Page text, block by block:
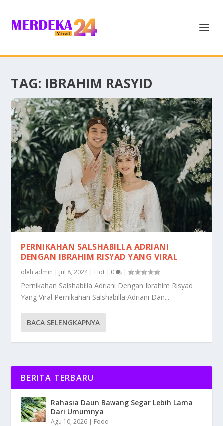
TAG: IBRAHIM RASYID
PERNIKAHAN SALSHABILLA ADRIANI
DENGAN IBRAHIM RISYAD YANG VIRAL
oleh admin | Jul 8, 2024| Hot | 0 |
Pernikahan Salshabilla Adriani Dengan Ibrahim Risyad
Yang Viral Pernikahan Salshabilla Adriani Dan...
BACA SELENGKAPNYA
BERITA TERBARU
Rahasia Daun Bawang Segar Lebih Lama
Dari Umumnya
Agu 10, 2026 | Food